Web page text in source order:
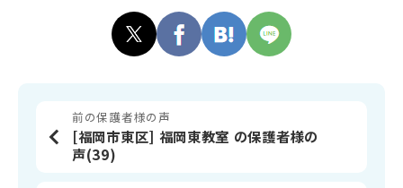
前の保護者様の声
[福岡市東区] 福岡東教室 の保護者様の
声(39)